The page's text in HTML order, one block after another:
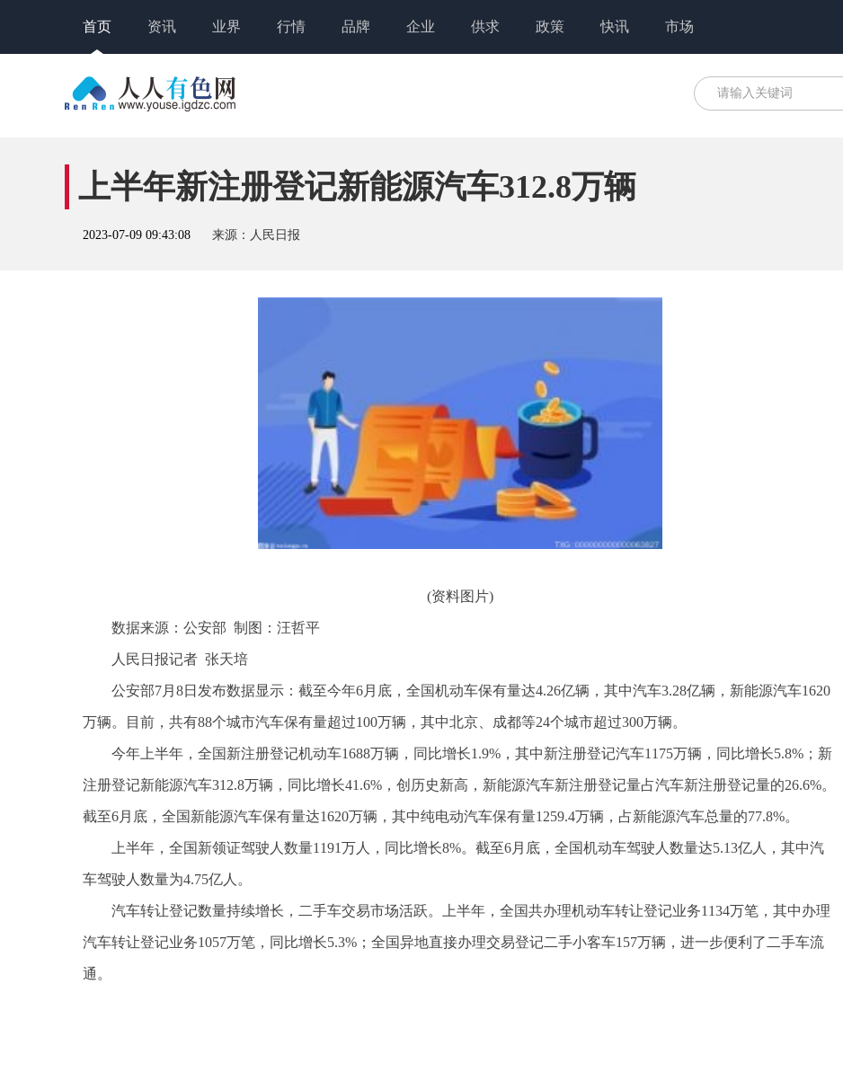
首页 资讯 业界 行情 品牌 企业 供求 政策 快讯 市场
上半年新注册登记新能源汽车312.8万辆
2023-07-09 09:43:08 来源：人民日报
(资料图片)
数据来源：公安部 制图：汪哲平
人民日报记者 张天培
公安部7月8日发布数据显示：截至今年6月底，全国机动车保有量达4.26亿辆，其中汽车3.28亿辆，新能源汽车1620
万辆。目前，共有88个城市汽车保有量超过100万辆，其中北京、成都等24个城市超过300万辆。
今年上半年，全国新注册登记机动车1688万辆，同比增长1.9%，其中新注册登记汽车1175万辆，同比增长5.8%；新
注册登记新能源汽车312.8万辆，同比增长41.6%，创历史新高，新能源汽车新注册登记量占汽车新注册登记量的26.6%。
截至6月底，全国新能源汽车保有量达1620万辆，其中纯电动汽车保有量1259.4万辆，占新能源汽车总量的77.8%。
上半年，全国新领证驾驶人数量1191万人，同比增长8%。截至6月底，全国机动车驾驶人数量达5.13亿人，其中汽
车驾驶人数量为4.75亿人。
汽车转让登记数量持续增长，二手车交易市场活跃。上半年，全国共办理机动车转让登记业务1134万笔，其中办理
汽车转让登记业务1057万笔，同比增长5.3%；全国异地直接办理交易登记二手小客车157万辆，进一步便利了二手车流
通。